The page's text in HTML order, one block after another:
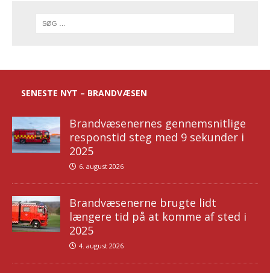
SENESTE NYT – BRANDVÆSEN
Brandvæsenernes gennemsnitlige
responstid steg med 9 sekunder i
2025
6. august 2026
Brandvæsenerne brugte lidt
længere tid på at komme af sted i
2025
4. august 2026